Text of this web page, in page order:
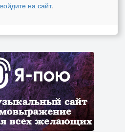
войдите на сайт.